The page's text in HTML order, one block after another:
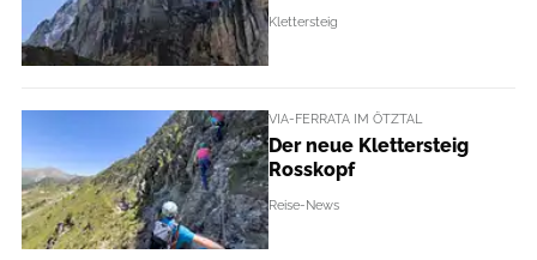
Klettersteig
VIA-FERRATA IM ÖTZTAL
Der neue Klettersteig
Rosskopf
Reise-News